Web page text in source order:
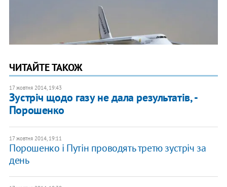
ЧИТАЙТЕ ТАКОЖ
17 жовтня 2014, 19:43
Зустріч щодо газу не дала результатів, -
Порошенко
17 жовтня 2014, 19:11
Порошенко і Путін проводять третю зустріч за
день